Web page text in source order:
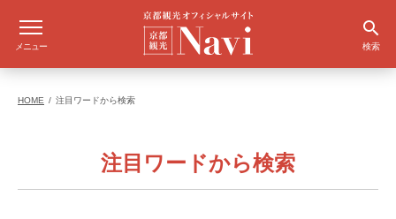
メニュー 検索
HOME 注目ワードから検索
注目ワードから検索